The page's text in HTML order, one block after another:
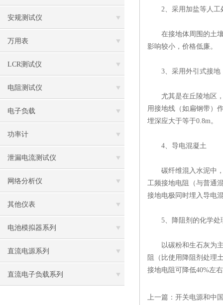
安规测试仪
万用表
LCR测试仪
电阻测试仪
电子负载
功率计
泄漏电流测试仪
网络分析仪
其他仪表
电池模拟器系列
直流电源系列
直流电子负载系列
2、采用加盐等人工
在接地体周围的土壤
影响较小，价格低廉。
3、采用外引式接地
尤其是在丘陵地区，
用接地线（如扁钢带）
埋深应大于等于0.8m。
4、导电混凝土
碳纤维混入水泥中，
工频接地电阻（与普通
接地电极同时埋入导电
5、降阻剂的化学处
以碳粉和生石灰为主
阻（比使用降阻剂处理
接地电阻可降低40%左
上一篇： 开关电源和中